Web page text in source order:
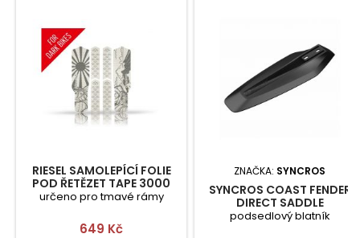
RIESEL SAMOLEPÍCÍ FOLIE
POD ŘETĚZET TAPE 3000
určeno pro tmavé rámy
Cena
649 Kč
ZNAČKA: SYNCROS
SYNCROS COAST FENDER
DIRECT SADDLE
podsedlový blatník